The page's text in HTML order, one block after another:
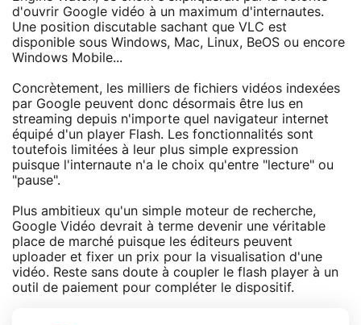
d'ouvrir Google vidéo à un maximum d'internautes.
Une position discutable sachant que VLC est
disponible sous Windows, Mac, Linux, BeOS ou encore
Windows Mobile...
Concrètement, les milliers de fichiers vidéos indexées
par Google peuvent donc désormais être lus en
streaming depuis n'importe quel navigateur internet
équipé d'un player Flash. Les fonctionnalités sont
toutefois limitées à leur plus simple expression
puisque l'internaute n'a le choix qu'entre "lecture" ou
"pause".
Plus ambitieux qu'un simple moteur de recherche,
Google Vidéo devrait à terme devenir une véritable
place de marché puisque les éditeurs peuvent
uploader et fixer un prix pour la visualisation d'une
vidéo. Reste sans doute à coupler le flash player à un
outil de paiement pour compléter le dispositif.